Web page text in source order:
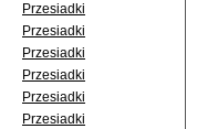
Przesiadki
Przesiadki
Przesiadki
Przesiadki
Przesiadki
Przesiadki